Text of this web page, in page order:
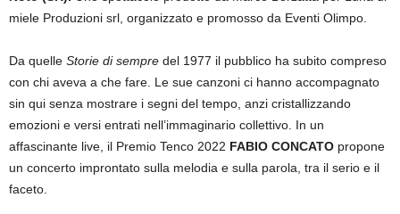
miele Produzioni srl, organizzato e promosso da Eventi Olimpo.
Da quelle Storie di sempre del 1977 il pubblico ha subito compreso
con chi aveva a che fare. Le sue canzoni ci hanno accompagnato
sin qui senza mostrare i segni del tempo, anzi cristallizzando
emozioni e versi entrati nell’immaginario collettivo. In un
affascinante live, il Premio Tenco 2022 FABIO CONCATO propone
un concerto improntato sulla melodia e sulla parola, tra il serio e il
faceto.